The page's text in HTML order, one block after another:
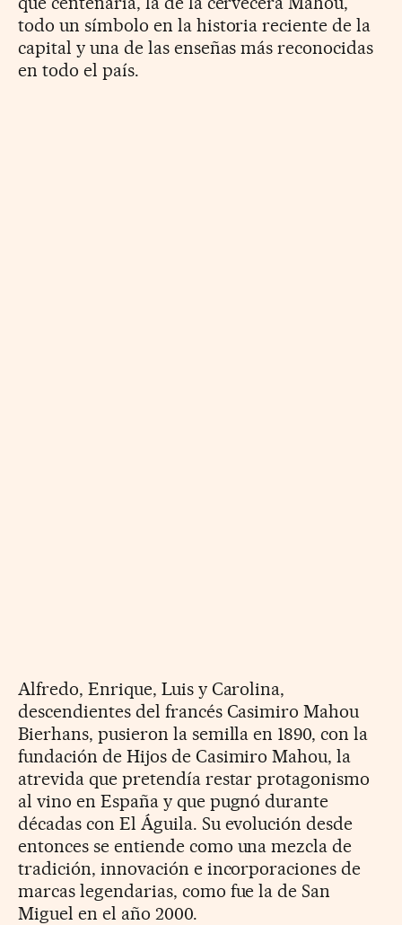
todo un símbolo en la historia reciente de la
capital y una de las enseñas más reconocidas
en todo el país.
Alfredo, Enrique, Luis y Carolina,
descendientes del francés Casimiro Mahou
Bierhans, pusieron la semilla en 1890, con la
fundación de Hijos de Casimiro Mahou, la
atrevida que pretendía restar protagonismo
al vino en España y que pugnó durante
décadas con El Águila. Su evolución desde
entonces se entiende como una mezcla de
tradición, innovación e incorporaciones de
marcas legendarias, como fue la de San
Miguel en el año 2000.